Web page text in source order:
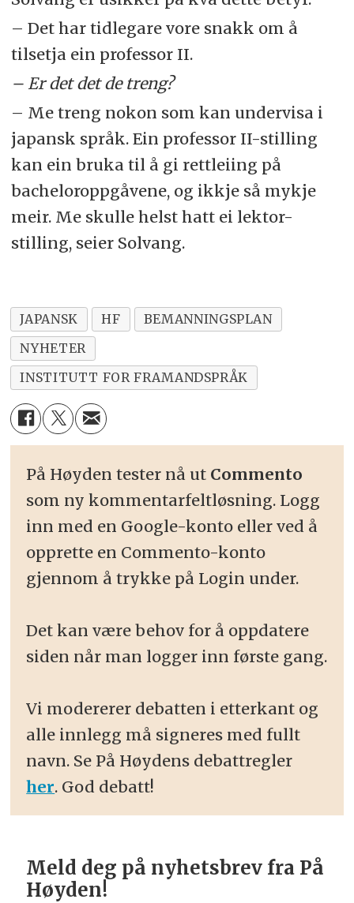
– Det har tidlegare vore snakk om å
tilsetja ein professor II.
– Er det det de treng?
– Me treng nokon som kan undervisa i
japansk språk. Ein professor II-stilling
kan ein bruka til å gi rettleiing på
bacheloroppgåvene, og ikkje så mykje
meir. Me skulle helst hatt ei lektor-
stilling, seier Solvang.
JAPANSK HF
BEMANNINGSPLAN
NYHETER
INSTITUTT FOR FRAMANDSPRÅK
På Høyden tester nå ut Commento
som ny kommentarfeltløsning. Logg
inn med en Google-konto eller ved å
opprette en Commento-konto
gjennom å trykke på Login under.
Det kan være behov for å oppdatere
siden når man logger inn første gang.
Vi modererer debatten i etterkant og
alle innlegg må signeres med fullt
navn. Se På Høydens debattregler
her. God debatt!
Meld deg på nyhetsbrev fra På
Høyden!